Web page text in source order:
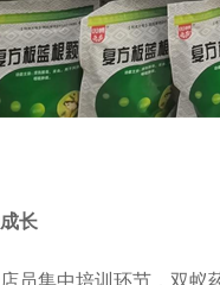
长
集中培训环节，双蚁